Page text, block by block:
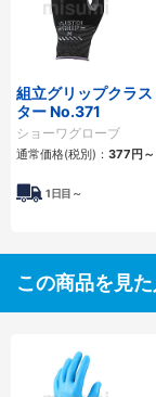
組立グリップクラス
ター No.371
ショーワグローブ
通常価格(税別)： 377円～
1日目～
この商品を見